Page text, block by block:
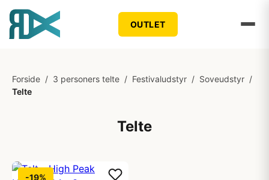
OUTLET
Forside / 3 personers telte / Festivaludstyr / Soveudstyr /
Telte
Telte
-19%